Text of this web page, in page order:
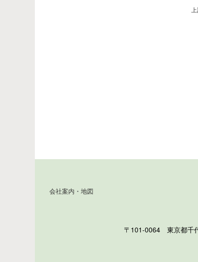
会社案内・地図
〒101-0064 東京都千